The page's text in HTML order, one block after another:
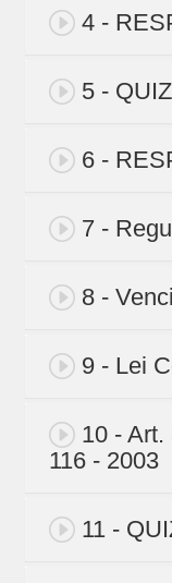
4 -
5 -
6 -
7 -
8 -
9 - Lei
10 - Art.
116 - 2003
11 -